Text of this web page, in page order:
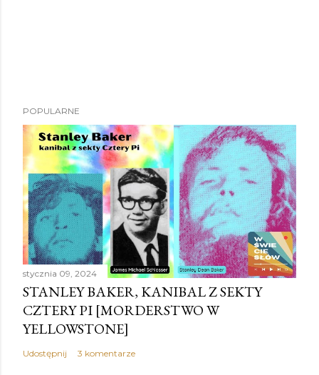
POPULARNE
stycznia 09, 2024
STANLEY BAKER, KANIBAL Z SEKTY
CZTERY PI [MORDERSTWO W
YELLOWSTONE]
Udostępnij 3 komentarze